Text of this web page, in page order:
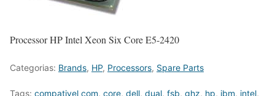
Processor HP Intel Xeon Six Core E5-2420
Categorias: Brands, HP, Processors, Spare Parts
Tags: compativel com, core, dell, dual, fsb, ghz, hp, ibm, intel,